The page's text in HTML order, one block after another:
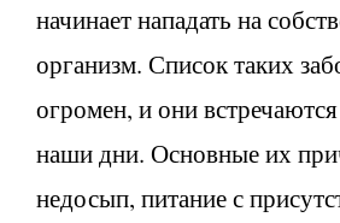
начинает нападать на
организм. Список таких
огромен, и они
наши дни. Основные их
недосып, питание с